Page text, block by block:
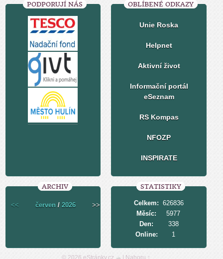
PODPORUJÍ NÁS OBLÍBENÉ ODKAZY
Unie Roska
Helpnet
Aktivní život
Informační portál
eSeznam
RS Kompas
NFOZP
INSPIRATE
ARCHIV
<< červen / 2026 >>
STATISTIKY
Online: 1
Celkem:
626836
Měsíc:
5977
Den:
338
© 2026 eStránky.cz Nahoru ↑